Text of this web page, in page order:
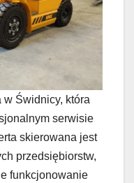
Świdnicy, która
serwisie
skierowana jest
przedsiębiorstw,
funkcjonowanie